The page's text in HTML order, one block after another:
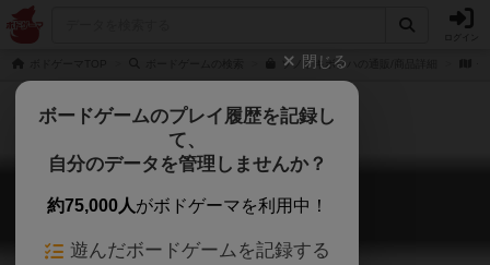
ソノトキボクハの通販/商品詳細
ソノトキボクハ
I felt...
閉じる
ボードゲームのプレイ履歴を記録し
て、
自分のデータを管理しませんか？
約75,000人がボドゲーマを利用中！
遊んだボードゲームを記録する